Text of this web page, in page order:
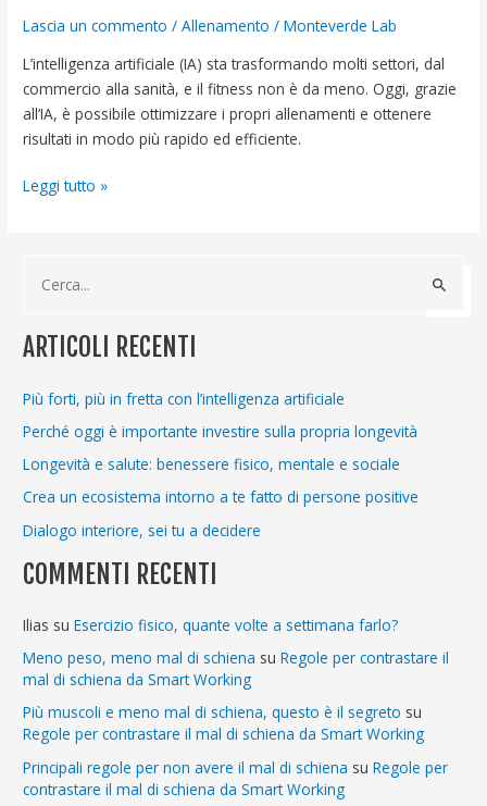
Lascia un commento /Allenamento /Monteverde Lab
L’intelligenza artificiale (IA) sta trasformando molti settori, dal
commercio alla sanità, e il fitness non è da meno. Oggi, grazie
all’IA, è possibile ottimizzare i propri allenamenti e ottenere
risultati in modo più rapido ed efficiente.
Leggi tutto »
r
a
:
ARTICOLI RECENTI
Più forti, più in fretta con l’intelligenza artificiale
Perché oggi è importante investire sulla propria longevità
Longevità e salute: benessere fisico, mentale e sociale
Crea un ecosistema intorno a te fatto di persone positive
Dialogo interiore, sei tu a decidere
COMMENTI RECENTI
Ilias suEsercizio fisico, quante volte a settimana farlo?
Meno peso, meno mal di schiena suRegole per contrastare il
mal di schiena da Smart Working
Più muscoli e meno mal di schiena, questo è il segreto su
Regole per contrastare il mal di schiena da Smart Working
Principali regole per non avere il mal di schiena suRegole per
contrastare il mal di schiena da Smart Working